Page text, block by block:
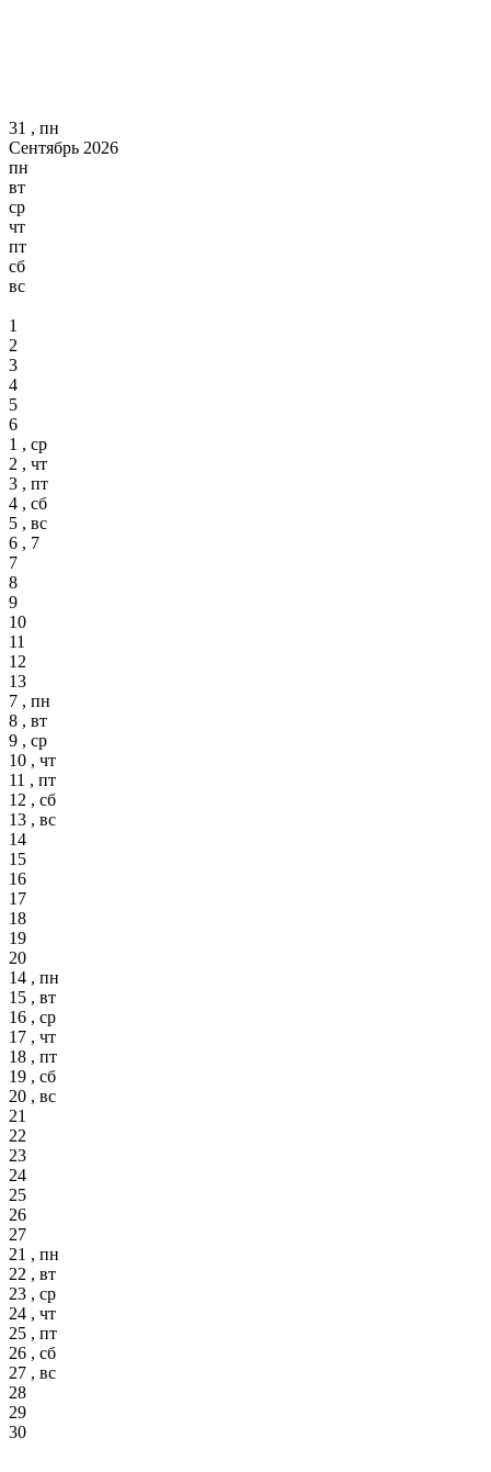
31 , пн
Сентябрь 2026
пн
вт
ср
чт
пт
сб
вс
1
2
3
4
5
6
1 , ср
2 , чт
3 , пт
4 , сб
5 , вс
6 , 7
7
8
9
10
11
12
13
7 , пн
8 , вт
9 , ср
10 , чт
11 , пт
12 , сб
13 , вс
14
15
16
17
18
19
20
14 , пн
15 , вт
16 , ср
17 , чт
18 , пт
19 , сб
20 , вс
21
22
23
24
25
26
27
21 , пн
22 , вт
23 , ср
24 , чт
25 , пт
26 , сб
27 , вс
28
29
30